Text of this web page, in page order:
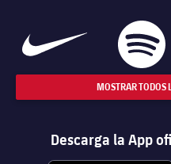
MOSTRAR TODOS
Descarga la App